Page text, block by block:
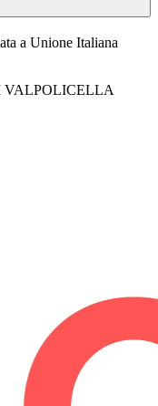
a Unione Italiana
VALPOLICELLA